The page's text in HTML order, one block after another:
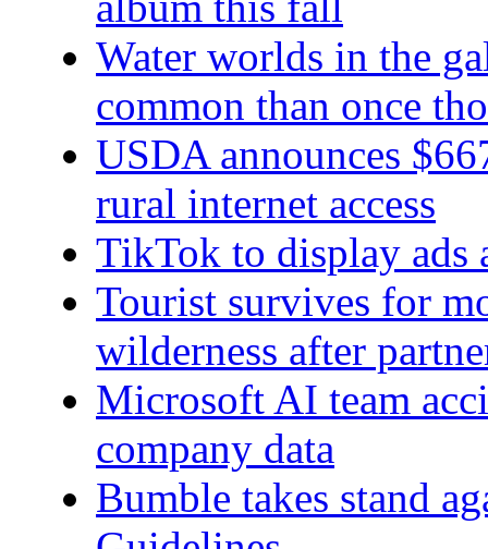
Water worlds in the
common than once
USDA announces
rural internet access
TikTok to display ads
Tourist survives for
wilderness after
Microsoft AI team
company data
Bumble takes stand